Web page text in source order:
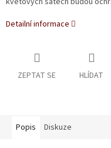
Detailní informace
ZEPTAT SE HLÍDAT
Popis Diskuze